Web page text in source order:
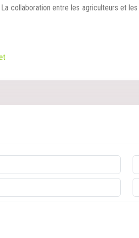
collaboration entre les agriculteurs et